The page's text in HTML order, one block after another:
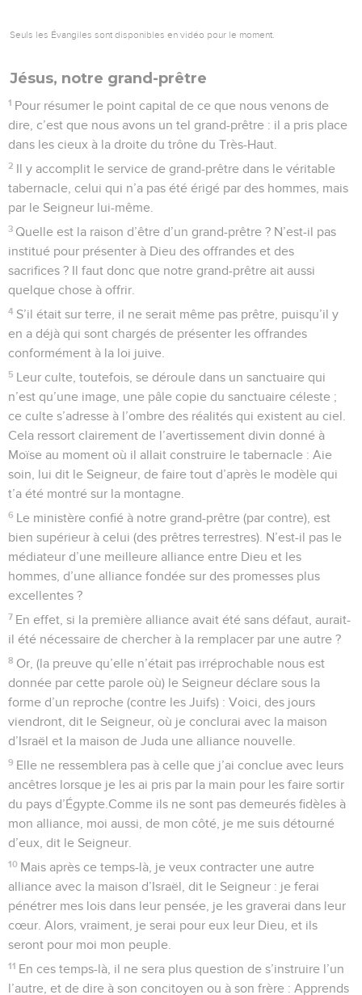
Seuls les Évangiles sont disponibles en vidéo pour le moment.
Jésus, notre grand-prêtre
1 Pour résumer le point capital de ce que nous venons de
dire, c’est que nous avons un tel grand-prêtre : il a pris place
dans les cieux à la droite du trône du Très-Haut.
2 Il y accomplit le service de grand-prêtre dans le véritable
tabernacle, celui qui n’a pas été érigé par des hommes, mais
par le Seigneur lui-même.
3 Quelle est la raison d’être d’un grand-prêtre ? N’est-il pas
institué pour présenter à Dieu des offrandes et des
sacrifices ? Il faut donc que notre grand-prêtre ait aussi
quelque chose à offrir.
4 S’il était sur terre, il ne serait même pas prêtre, puisqu’il y
en a déjà qui sont chargés de présenter les offrandes
conformément à la loi juive.
5 Leur culte, toutefois, se déroule dans un sanctuaire qui
n’est qu’une image, une pâle copie du sanctuaire céleste ;
ce culte s’adresse à l’ombre des réalités qui existent au ciel.
Cela ressort clairement de l’avertissement divin donné à
Moïse au moment où il allait construire le tabernacle : Aie
soin, lui dit le Seigneur, de faire tout d’après le modèle qui
t’a été montré sur la montagne.
6 Le ministère confié à notre grand-prêtre (par contre), est
bien supérieur à celui (des prêtres terrestres). N’est-il pas le
médiateur d’une meilleure alliance entre Dieu et les
hommes, d’une alliance fondée sur des promesses plus
excellentes ?
7 En effet, si la première alliance avait été sans défaut, aurait-
il été nécessaire de chercher à la remplacer par une autre ?
8 Or, (la preuve qu’elle n’était pas irréprochable nous est
donnée par cette parole où) le Seigneur déclare sous la
forme d’un reproche (contre les Juifs) : Voici, des jours
viendront, dit le Seigneur, où je conclurai avec la maison
d’Israël et la maison de Juda une alliance nouvelle.
9 Elle ne ressemblera pas à celle que j’ai conclue avec leurs
ancêtres lorsque je les ai pris par la main pour les faire sortir
du pays d’Égypte.Comme ils ne sont pas demeurés fidèles à
mon alliance, moi aussi, de mon côté, je me suis détourné
d’eux, dit le Seigneur.
10 Mais après ce temps-là, je veux contracter une autre
alliance avec la maison d’Israël, dit le Seigneur : je ferai
pénétrer mes lois dans leur pensée, je les graverai dans leur
cœur. Alors, vraiment, je serai pour eux leur Dieu, et ils
seront pour moi mon peuple.
11 En ces temps-là, il ne sera plus question de s’instruire l’un
l’autre, et de dire à son concitoyen ou à son frère : Apprends